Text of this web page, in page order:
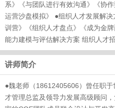
系》《与团队进行有效沟通》《协
运营沙盘模拟》 ●组织人才发展解
训营》《组织人才盘点》《成为金
能力建模与评估解决方案 组织人才
讲师简介
●魏老师（18612405606）曾任职
才管理总监及领导力发展高级顾问